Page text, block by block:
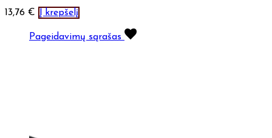
13,76 € Į krepšelį
Pageidavimų sąrašas